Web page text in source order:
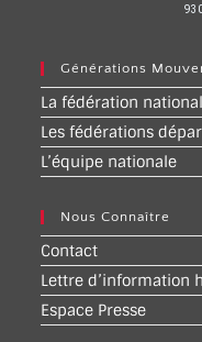
Générations
La fédération
Les fédérations
L’équipe nationale
Nous Connaître
Contact
Lettre d’information
Espace Presse